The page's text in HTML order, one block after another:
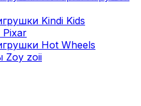
Kindi Kids
Pixar
Hot Wheels
Zoy zoii